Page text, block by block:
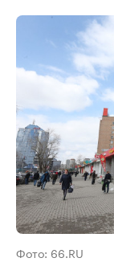
Фото: 66.RU